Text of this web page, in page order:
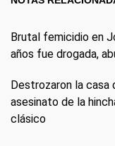
Brutal femicidio en
años fue drogada,
Destrozaron la casa
asesinato de la
clásico